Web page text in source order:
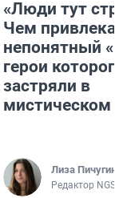
«Люди тут
Чем
непонятный
герои которого
застряли в
мистическом
Лиза Пичугина
Редактор